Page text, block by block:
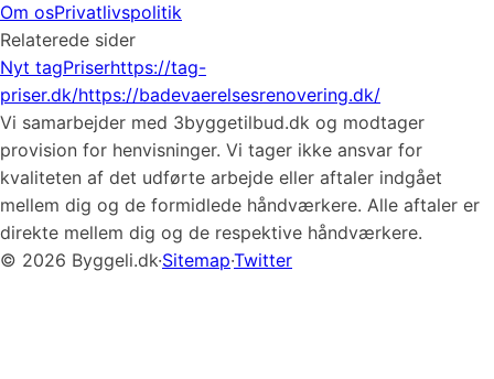
Om osPrivatlivspolitik
Relaterede sider
Nyt tagPriserhttps://tag-
priser.dk/https://badevaerelsesrenovering.dk/
Vi samarbejder med 3byggetilbud.dk og modtager
provision for henvisninger. Vi tager ikke ansvar for
kvaliteten af det udførte arbejde eller aftaler indgået
mellem dig og de formidlede håndværkere. Alle aftaler er
direkte mellem dig og de respektive håndværkere.
© 2026 Byggeli.dk·Sitemap·Twitter